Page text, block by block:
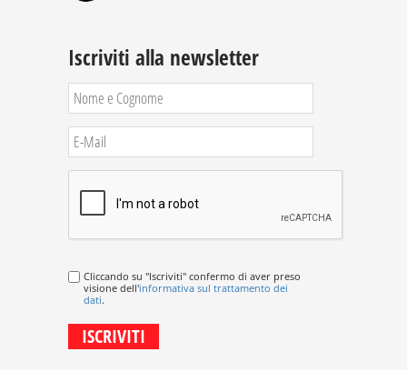
Iscriviti alla newsletter
Cliccando su "Iscriviti" confermo di aver preso
visione dell'informativa sul trattamento dei
dati.